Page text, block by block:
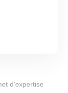
d'expertise